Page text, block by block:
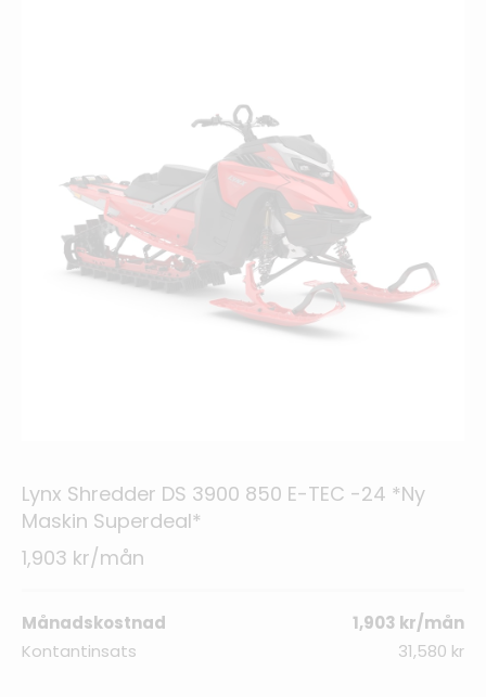
Lynx Shredder DS 3900 850 E-TEC -24 *Ny
Maskin Superdeal*
1,903 kr/mån
Månadskostnad
1,903 kr/mån
Kontantinsats
31,580 kr